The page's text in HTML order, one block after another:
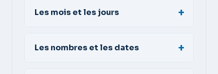
Les mois et les jours
Les nombres et les dates